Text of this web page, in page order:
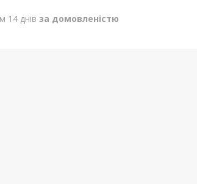
14 днів за домовленістю